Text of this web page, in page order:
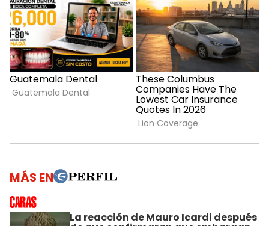
MÁS EN
La reacción de Mauro Icardi después